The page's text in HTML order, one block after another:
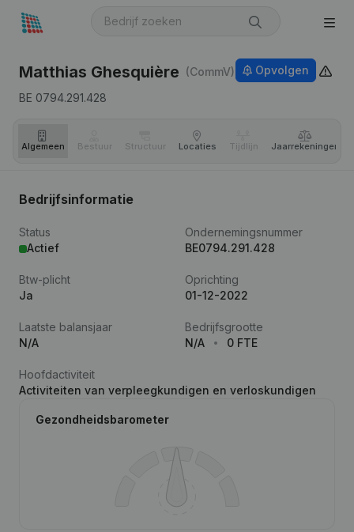
Matthias Ghesquière (CommV)
BE 0794.291.428
Opvolgen
Algemeen Bestuur Structuur Locaties Tijdlijn Jaar­rekeningen
Bedrijfsinformatie
Status
Actief
Ondernemingsnummer
BE0794.291.428
Btw-plicht
Ja
Oprichting
01-12-2022
Laatste balansjaar
N/A
Bedrijfsgrootte
N/A
0 FTE
Hoofdactiviteit
Activiteiten van verpleegkundigen en verloskundigen
Gezondheidsbarometer